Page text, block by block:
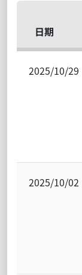
日期
2025/10/29
2025/10/02